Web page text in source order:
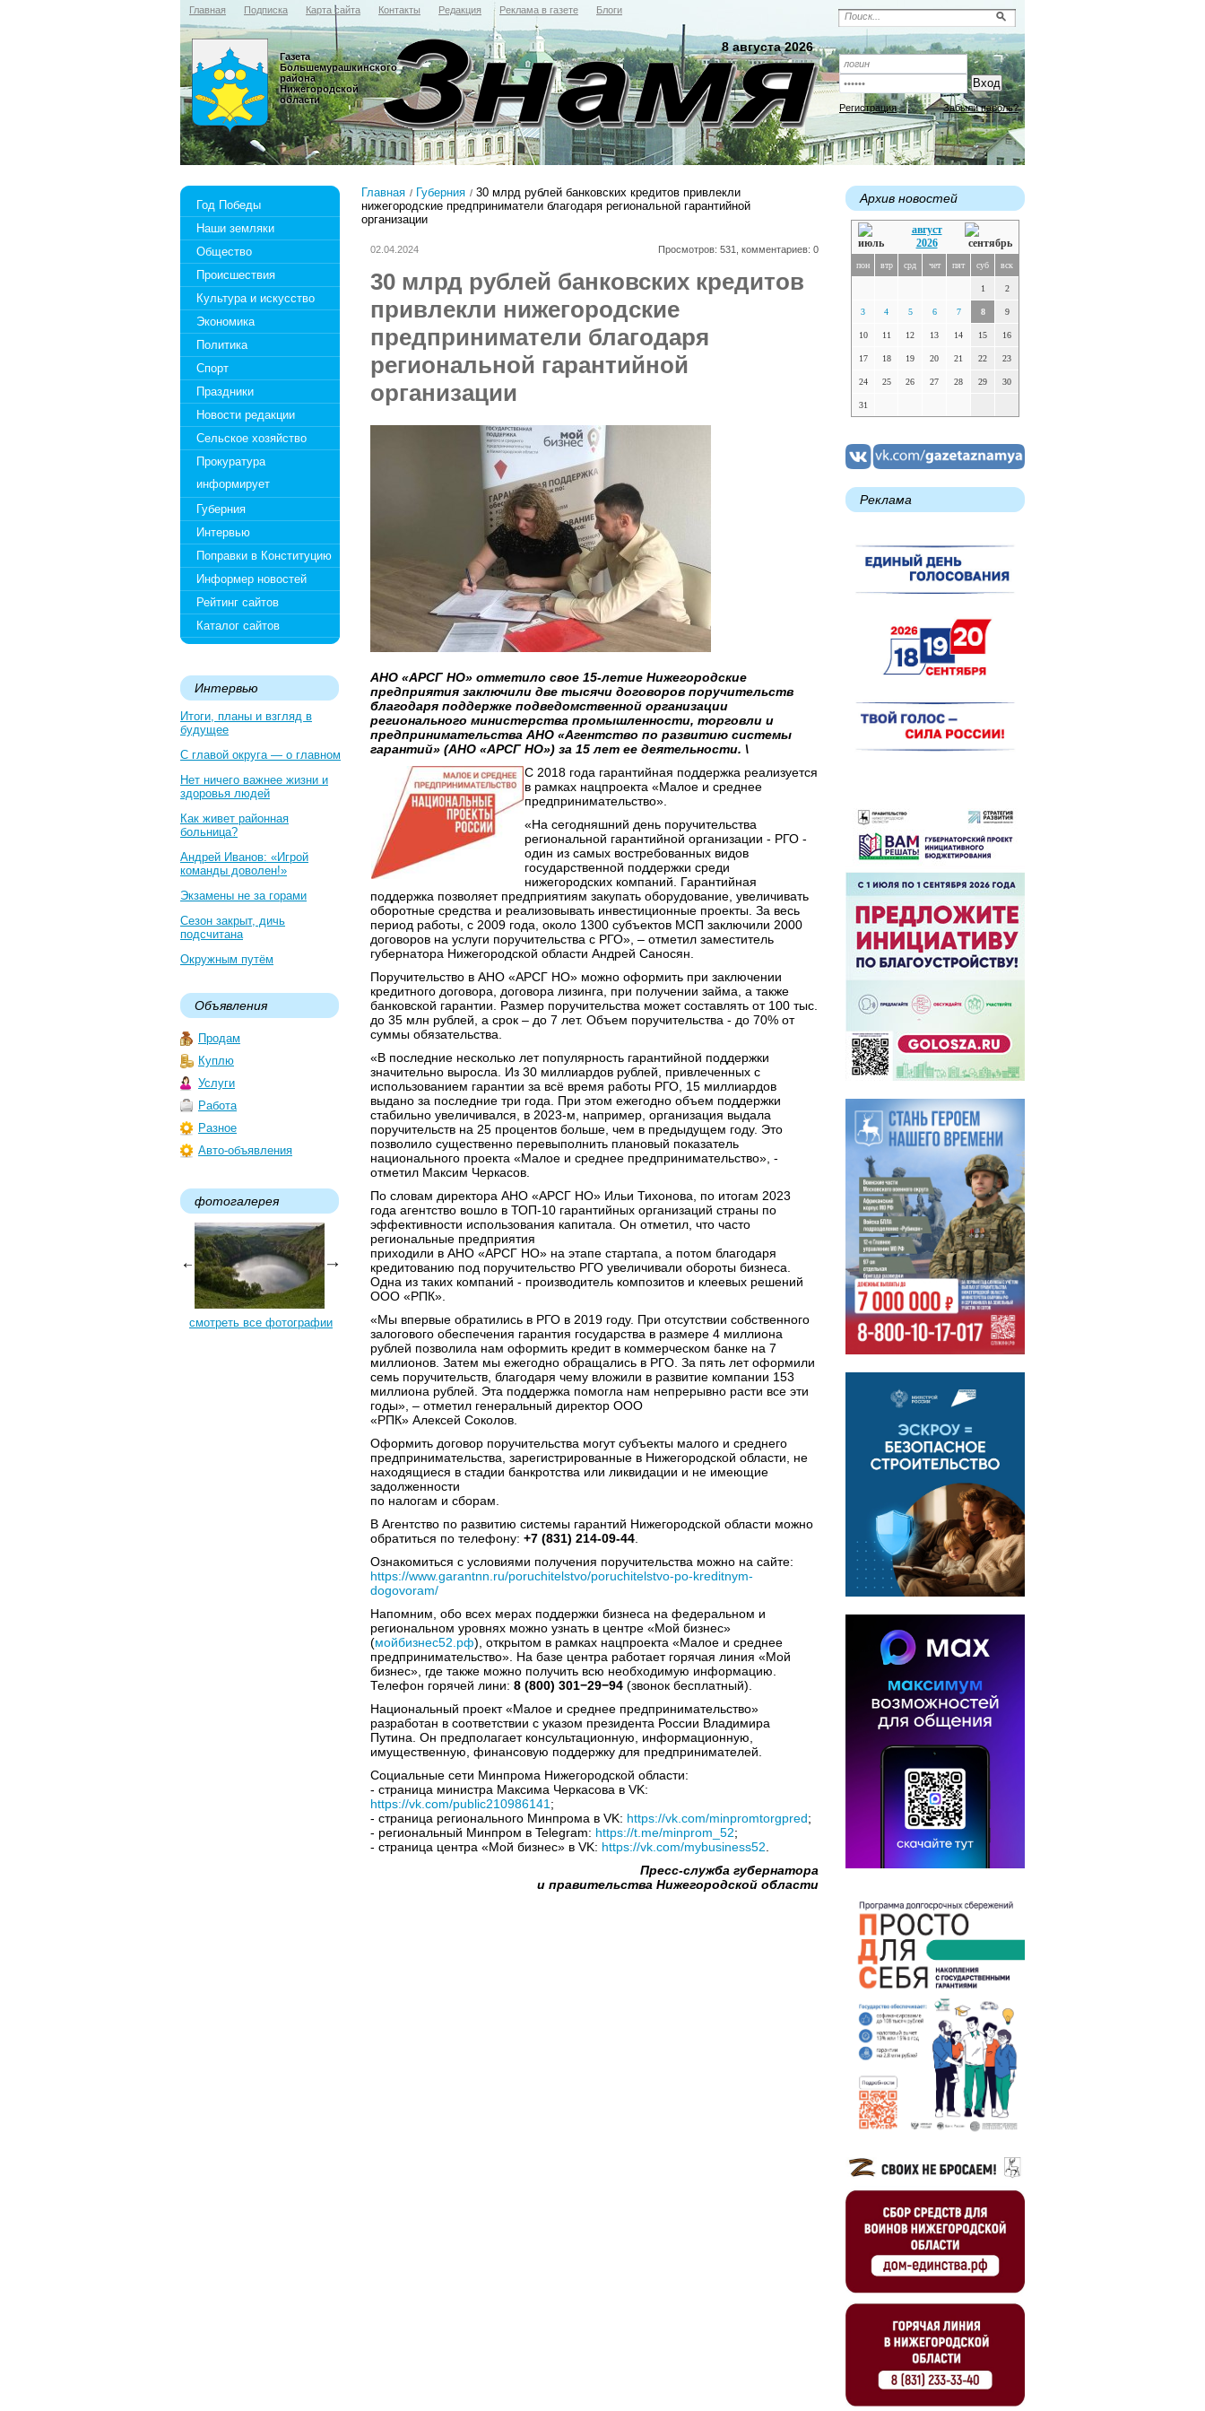
Главная Подписка Карта сайта Контакты Редакция Реклама в газете Блоги
Регистрация Забыли пароль?
8 августа 2026
Газета
Большемурашкинского
района
Нижегородской
области
Год Победы
Наши земляки
Общество
Происшествия
Культура и искусство
Экономика
Политика
Спорт
Праздники
Новости редакции
Сельское хозяйство
Прокуратура
информирует
Губерния
Интервью
Поправки в Конституцию
Информер новостей
Рейтинг сайтов
Каталог сайтов
Интервью
Итоги, планы и взгляд в
будущее
С главой округа — о главном
Нет ничего важнее жизни и
здоровья людей
Как живет районная
больница?
Андрей Иванов: «Игрой
команды доволен!»
Экзамены не за горами
Сезон закрыт, дичь
подсчитана
Окружным путём
Объявления
Продам
Куплю
Услуги
Работа
Разное
Авто-объявления
фотогалерея
смотреть все фотографии
Главная Губерния
30 млрд рублей банковских кредитов привлекли
нижегородские предприниматели благодаря региональной гарантийной
организации
02.04.2024 Просмотров: 531, комментариев: 0
30 млрд рублей банковских кредитов
привлекли нижегородские
предприниматели благодаря
региональной гарантийной
организации
АНО «АРСГ НО» отметило свое 15-летие Нижегородские
предприятия заключили две тысячи договоров поручительств
благодаря поддержке подведомственной организации
регионального министерства промышленности, торговли и
предпринимательства АНО «Агентство по развитию системы
гарантий» (АНО «АРСГ НО») за 15 лет ее деятельности. \
С 2018 года гарантийная поддержка реализуется
в рамках нацпроекта «Малое и среднее
предпринимательство».
«На сегодняшний день поручительства
региональной гарантийной организации - РГО -
один из самых востребованных видов
государственной поддержки среди
нижегородских компаний. Гарантийная
поддержка позволяет предприятиям закупать оборудование, увеличивать
оборотные средства и реализовывать инвестиционные проекты. За весь
период работы, с 2009 года, около 1300 субъектов МСП заключили 2000
договоров на услуги поручительства с РГО», – отметил заместитель
губернатора Нижегородской области Андрей Саносян.
Поручительство в АНО «АРСГ НО» можно оформить при заключении
кредитного договора, договора лизинга, при получении займа, а также
банковской гарантии. Размер поручительства может составлять от 100 тыс.
до 35 млн рублей, а срок – до 7 лет. Объем поручительства - до 70% от
суммы обязательства.
«В последние несколько лет популярность гарантийной поддержки
значительно выросла. Из 30 миллиардов рублей, привлеченных с
использованием гарантии за всё время работы РГО, 15 миллиардов
выдано за последние три года. При этом ежегодно объем поддержки
стабильно увеличивался, в 2023-м, например, организация выдала
поручительств на 25 процентов больше, чем в предыдущем году. Это
позволило существенно перевыполнить плановый показатель
национального проекта «Малое и среднее предпринимательство», -
отметил Максим Черкасов.
По словам директора АНО «АРСГ НО» Ильи Тихонова, по итогам 2023
года агентство вошло в ТОП-10 гарантийных организаций страны по
эффективности использования капитала. Он отметил, что часто
региональные предприятия
приходили в АНО «АРСГ НО» на этапе стартапа, а потом благодаря
кредитованию под поручительство РГО увеличивали обороты бизнеса.
Одна из таких компаний - производитель композитов и клеевых решений
ООО «РПК».
«Мы впервые обратились в РГО в 2019 году. При отсутствии собственного
залогового обеспечения гарантия государства в размере 4 миллиона
рублей позволила нам оформить кредит в коммерческом банке на 7
миллионов. Затем мы ежегодно обращались в РГО. За пять лет оформили
семь поручительств, благодаря чему вложили в развитие компании 153
миллиона рублей. Эта поддержка помогла нам непрерывно расти все эти
годы», – отметил генеральный директор ООО
«РПК» Алексей Соколов.
Оформить договор поручительства могут субъекты малого и среднего
предпринимательства, зарегистрированные в Нижегородской области, не
находящиеся в стадии банкротства или ликвидации и не имеющие
задолженности
по налогам и сборам.
В Агентство по развитию системы гарантий Нижегородской области можно
обратиться по телефону: +7 (831) 214-09-44
Ознакомиться с условиями получения поручительства можно на сайте:
https://www.garantnn.ru/poruchitelstvo/poruchitelstvo-po-kreditnym-
dogovoram/
Напомним, обо всех мерах поддержки бизнеса на федеральном и
региональном уровнях можно узнать в центре «Мой бизнес»
(мойбизнес52.рф), открытом в рамках нацпроекта «Малое и среднее
предпринимательство». На базе центра работает горячая линия «Мой
бизнес», где также можно получить всю необходимую информацию.
Телефон горячей лини: 8 (800) 301−29−94 (звонок бесплатный).
Национальный проект «Малое и среднее предпринимательство»
разработан в соответствии с указом президента России Владимира
Путина. Он предполагает консультационную, информационную,
имущественную, финансовую поддержку для предпринимателей.
Социальные сети Минпрома Нижегородской области:
- страница министра Максима Черкасова в VK:
https://vk.com/public210986141 ;
- страница регионального Минпрома в VK: https://vk.com/minpromtorgpred;
- региональный Минпром в Telegram: https://t.me/minprom_52;
- страница центра «Мой бизнес» в VK: https://vk.com/mybusiness52
Пресс-служба губернатора
и правительства Нижегородской области
Архив новостей
август
2026
пон втр срд чет пят суб вск
1 2
3 4 5 6 7 8 9
10 11 12 13 14 15 16
17 18 19 20 21 22 23
24 25 26 27 28 29 30
31
Реклама